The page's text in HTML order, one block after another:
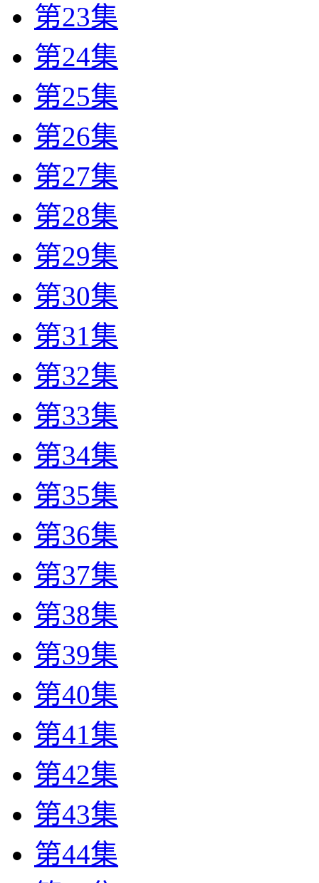
第23集
第24集
第25集
第26集
第27集
第28集
第29集
第30集
第31集
第32集
第33集
第34集
第35集
第36集
第37集
第38集
第39集
第40集
第41集
第42集
第43集
第44集